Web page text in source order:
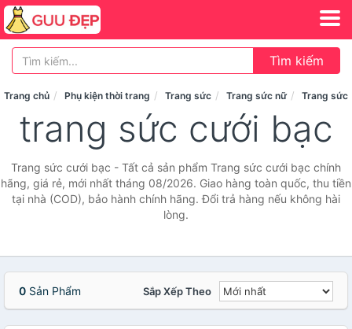
Tìm kiếm
Trang chủ Phụ kiện thời trang Trang sức Trang sức nữ Trang sức
trang sức cưới bạc
Trang sức cưới bạc - Tất cả sản phẩm Trang sức cưới bạc chính
hãng, giá rẻ, mới nhất tháng 08/2026. Giao hàng toàn quốc, thu tiền
tại nhà (COD), bảo hành chính hãng. Đổi trả hàng nếu không hài
lòng.
0 Sản Phẩm Sắp Xếp Theo